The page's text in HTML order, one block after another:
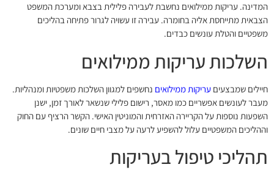
המדינה. עריקות ממילואים נחשבת לעבירה פלילית בצבא ומערכת המשפט
הצבאית מתייחסת אליה בחומרה. עבירה זו עשויה לגרור פתיחה בהליכים
משפטיים והטלת עונשים כבדים.
השלכות עריקות ממילואים
חיילים שמבצעים עריקות ממילואים נחשפים למגוון השלכות משפטיות ומנהליות.
מעבר לעונשים אפשריים כמו מאסר, רישום פלילי שנשאר לאורך זמן, ישנן
השפעות נוספות על הקריירה האזרחית והמוניטין האישי. הקשר הרציף עם החוק
וההליכים המשפטיים עלול להשפיע לרעה על מצבי חיים שונים.
תהליכי טיפול בעריקות